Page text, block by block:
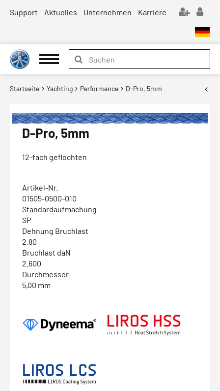
Support Aktuelles Unternehmen Karriere
Startseite Yachting Performance D-Pro, 5mm
D-Pro, 5mm
12-fach geflochten
Artikel-Nr.
01505-0500-010
Standardaufmachung
SP
Dehnung Bruchlast
2.80
Bruchlast daN
2.600
Durchmesser
5,00 mm